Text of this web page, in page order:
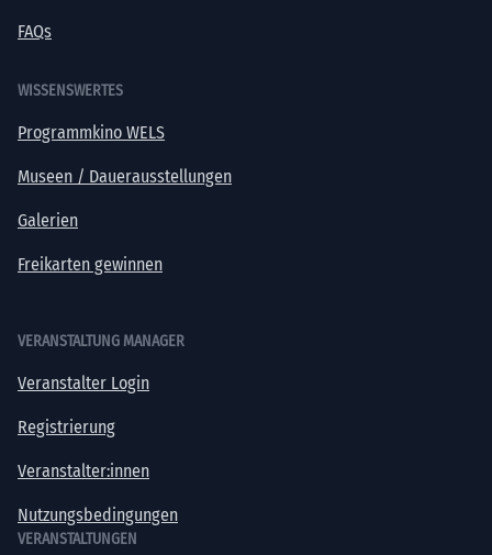
FAQs
WISSENSWERTES
Programmkino WELS
Museen / Dauerausstellungen
Galerien
Freikarten gewinnen
VERANSTALTUNG MANAGER
Veranstalter Login
Registrierung
Veranstalter:innen
Nutzungsbedingungen
VERANSTALTUNGEN